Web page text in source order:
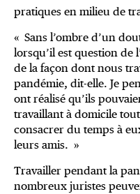
pratiques en milieu de
« Sans l’ombre d’un
lorsqu’il est question de
de la façon dont nous
pandémie, dit-elle. Je
ont réalisé qu’ils
travaillant à domicile
consacrer du temps à
leurs amis. »
Travailler pendant la
nombreux juristes